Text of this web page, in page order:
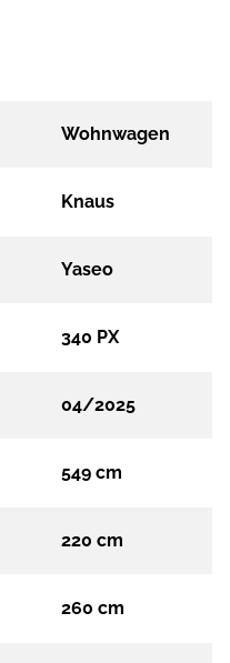
Wohnwagen
Knaus
Yaseo
340 PX
04/2025
549 cm
220 cm
260 cm